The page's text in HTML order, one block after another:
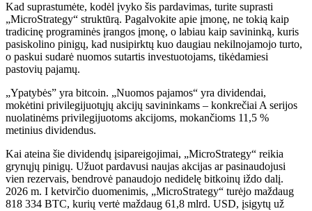
Kad suprastumėte, kodėl įvyko šis pardavimas, turite suprasti
„MicroStrategy“ struktūrą. Pagalvokite apie įmonę, ne tokią kaip
tradicinę programinės įrangos įmonę, o labiau kaip savininką, kuris
pasiskolino pinigų, kad nusipirktų kuo daugiau nekilnojamojo turto,
o paskui sudarė nuomos sutartis investuotojams, tikėdamiesi
pastovių pajamų.
„Ypatybės” yra bitcoin. „Nuomos pajamos“ yra dividendai,
mokėtini privilegijuotųjų akcijų savininkams – konkrečiai A serijos
nuolatinėms privilegijuotoms akcijoms, mokančioms 11,5 %
metinius dividendus.
Kai ateina šie dividendų įsipareigojimai, „MicroStrategy“ reikia
grynųjų pinigų. Užuot pardavusi naujas akcijas ar pasinaudojusi
vien rezervais, bendrovė panaudojo nedidelę bitkoinų iždo dalį.
2026 m. I ketvirčio duomenimis, „MicroStrategy“ turėjo maždaug
818 334 BTC, kurių vertė maždaug 61,8 mlrd. USD, įsigytų už